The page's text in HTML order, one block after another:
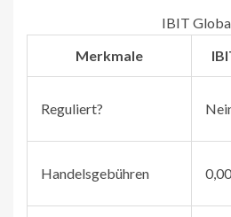
IBIT
Merkmale
Reguliert?
Handelsgebühren